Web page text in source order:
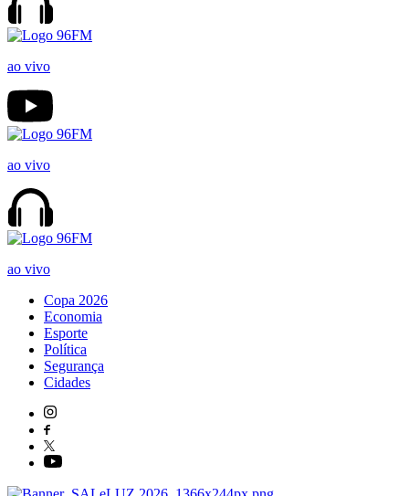
ao vivo
ao vivo
ao vivo
Copa 2026
Economia
Esporte
Política
Segurança
Cidades